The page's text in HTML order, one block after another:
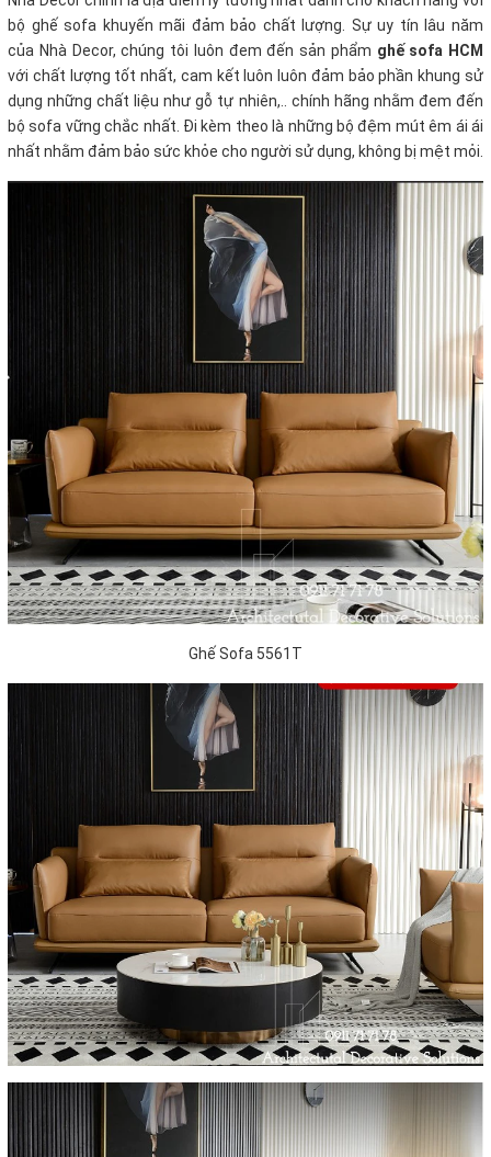
bộ ghế sofa khuyến mãi đảm bảo chất lượng. Sự uy tín lâu năm
của Nhà Decor, chúng tôi luôn đem đến sản phẩm ghế sofa HCM
với chất lượng tốt nhất, cam kết luôn luôn đảm bảo phần khung sử
dụng những chất liệu như gỗ tự nhiên,.. chính hãng nhằm đem đến
bộ sofa vững chắc nhất. Đi kèm theo là những bộ đệm mút êm ái ái
nhất nhằm đảm bảo sức khỏe cho người sử dụng, không bị mệt mỏi.
Ghế Sofa 5561T